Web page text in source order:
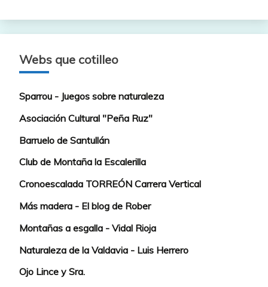
Webs que cotilleo
Sparrou - Juegos sobre naturaleza
Asociación Cultural "Peña Ruz"
Barruelo de Santullán
Club de Montaña la Escalerilla
Cronoescalada TORREÓN Carrera Vertical
Más madera - El blog de Rober
Montañas a esgalla - Vidal Rioja
Naturaleza de la Valdavia - Luis Herrero
Ojo Lince y Sra.